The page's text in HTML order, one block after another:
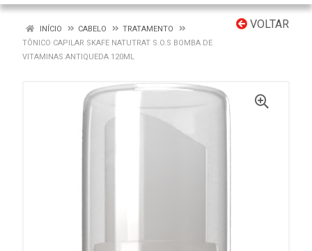
VOLTAR
INÍCIO CABELO
TRATAMENTO
TÔNICO CAPILAR SKAFE NATUTRAT S.O.S BOMBA DE
VITAMINAS ANTIQUEDA 120ML